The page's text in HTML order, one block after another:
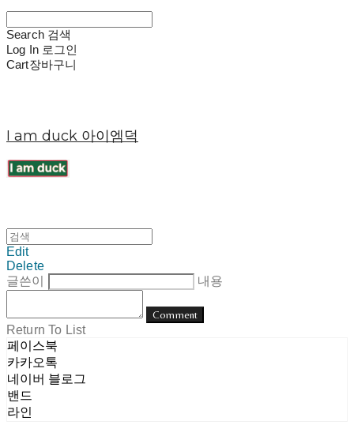
Search 검색
Log In 로그인
Cart장바구니
I am duck 아이엠덕
Edit
Delete
글쓴이
내용
Comment
Return To List
페이스북
카카오톡
네이버 블로그
밴드
라인